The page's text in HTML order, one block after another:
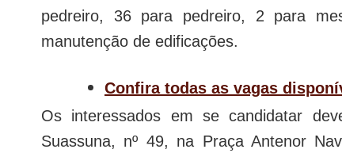
pedreiro, 36 para pedreiro, 2 para
manutenção de edificações.
Confira todas as vagas
Os interessados em se candidatar
Suassuna, nº 49, na Praça Antenor